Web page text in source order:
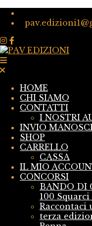
HOME
CHI SIAMO
CONTATTI
I NOSTRI
INVIO
SHOP
CARRELLO
CASSA
IL MIO
CONCORSI
BANDO DI
100
Raccontaci
terza